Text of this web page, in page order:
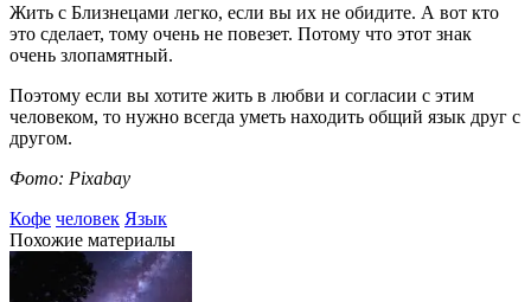
Жить с Близнецами легко, если вы их не обидите. А вот кто
это сделает, тому очень не повезет. Потому что этот знак
очень злопамятный.
Поэтому если вы хотите жить в любви и согласии с этим
человеком, то нужно всегда уметь находить общий язык друг с
другом.
Фото: Pixabay
Кофе человек Язык
Похожие материалы